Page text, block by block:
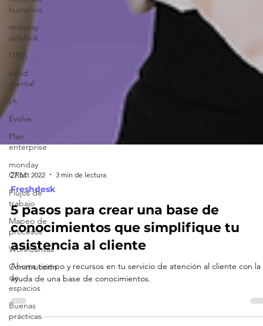
humanos
monday
sidekick
ITMS
salud
mental
IA
Evolve
Plan
enterprise
monday
CRM
Flujos de
trabajo
Mapeo de
procesos
WorkCanvas
Construcción
de
espacios
Buenas
prácticas
27 oct 2022 3 min de lectura
Freshdesk
5 pasos para crear una base de
conocimientos que simplifique tu